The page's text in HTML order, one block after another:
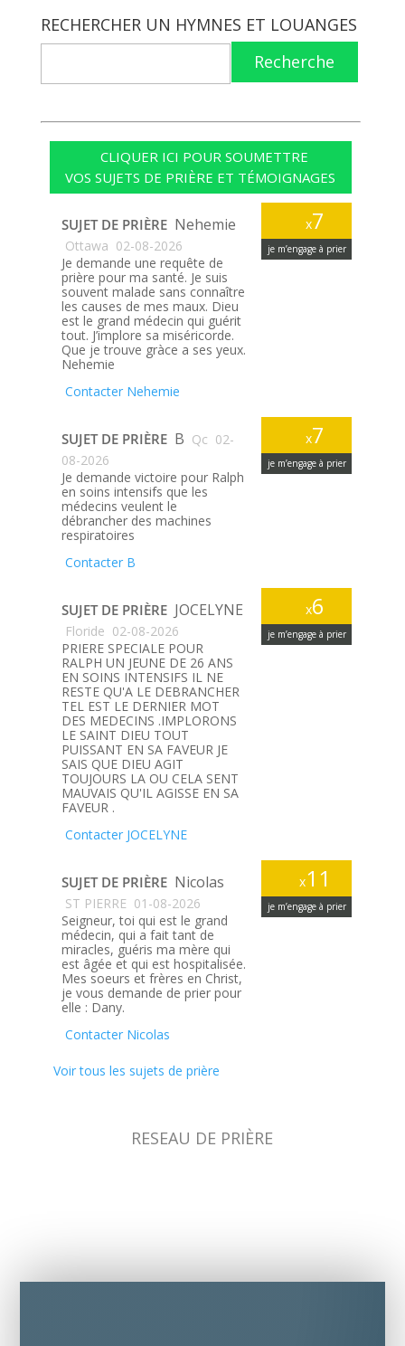
RECHERCHER UN HYMNES ET LOUANGES
Recherche
CLIQUER ICI POUR SOUMETTRE
VOS SUJETS DE PRIÈRE ET TÉMOIGNAGES
x7
je m’engage à prier
SUJET DE PRIÈRE Nehemie
Ottawa 02-08-2026
Je demande une requête de
prière pour ma santé. Je suis
souvent malade sans connaître
les causes de mes maux. Dieu
est le grand médecin qui guérit
tout. J’implore sa miséricorde.
Que je trouve gràce a ses yeux.
Nehemie
Contacter Nehemie
x7
je m’engage à prier
SUJET DE PRIÈRE B Qc 02-
08-2026
Je demande victoire pour Ralph
en soins intensifs que les
médecins veulent le
débrancher des machines
respiratoires
Contacter B
x6
je m’engage à prier
SUJET DE PRIÈRE JOCELYNE
Floride 02-08-2026
PRIERE SPECIALE POUR
RALPH UN JEUNE DE 26 ANS
EN SOINS INTENSIFS IL NE
RESTE QU'A LE DEBRANCHER
TEL EST LE DERNIER MOT
DES MEDECINS .IMPLORONS
LE SAINT DIEU TOUT
PUISSANT EN SA FAVEUR JE
SAIS QUE DIEU AGIT
TOUJOURS LA OU CELA SENT
MAUVAIS QU'IL AGISSE EN SA
FAVEUR .
Contacter JOCELYNE
x11
je m’engage à prier
SUJET DE PRIÈRE Nicolas
ST PIERRE 01-08-2026
Seigneur, toi qui est le grand
médecin, qui a fait tant de
miracles, guéris ma mère qui
est âgée et qui est hospitalisée.
Mes soeurs et frères en Christ,
je vous demande de prier pour
elle : Dany.
Contacter Nicolas
Voir tous les sujets de prière
RESEAU DE PRIÈRE